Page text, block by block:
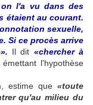
l'a vu dans des
étaient au courant.
sexuelle,
Si ce procès arrive
Il dit «chercher à
l'hypothèse
, estime que «toute
qu'au milieu du